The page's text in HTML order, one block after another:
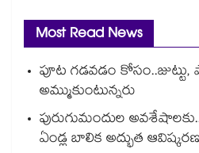
Most Read News
పూట గడవడం కోసం..జుట్టు,
అమ్ముకుంటున్నరు
పురుగుమందుల
ఏండ్ల బాలిక అద్భుత